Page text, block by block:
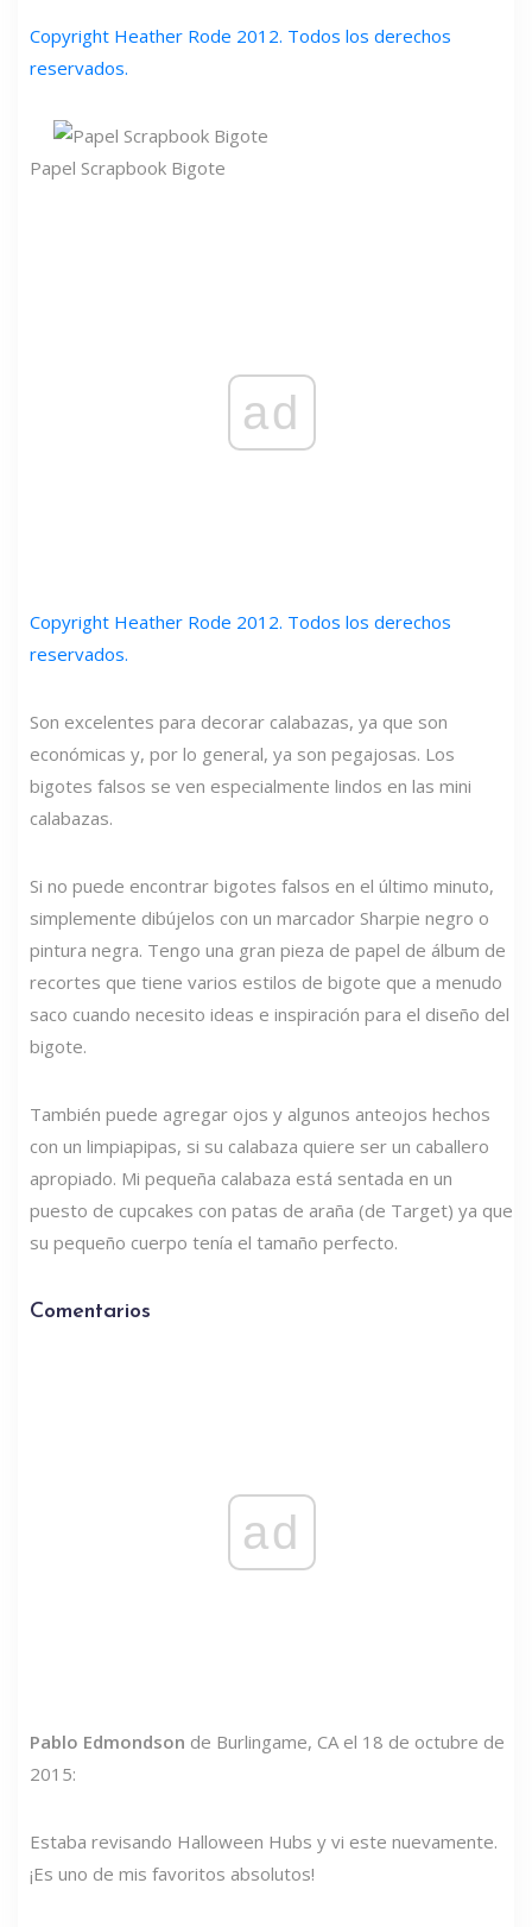
Copyright Heather Rode 2012. Todos los derechos
reservados.
Papel Scrapbook Bigote
ad
Copyright Heather Rode 2012. Todos los derechos
reservados.
Son excelentes para decorar calabazas, ya que son
económicas y, por lo general, ya son pegajosas. Los
bigotes falsos se ven especialmente lindos en las mini
calabazas.
Si no puede encontrar bigotes falsos en el último minuto,
simplemente dibújelos con un marcador Sharpie negro o
pintura negra. Tengo una gran pieza de papel de álbum de
recortes que tiene varios estilos de bigote que a menudo
saco cuando necesito ideas e inspiración para el diseño del
bigote.
También puede agregar ojos y algunos anteojos hechos
con un limpiapipas, si su calabaza quiere ser un caballero
apropiado. Mi pequeña calabaza está sentada en un
puesto de cupcakes con patas de araña (de Target) ya que
su pequeño cuerpo tenía el tamaño perfecto.
Comentarios
ad
Pablo Edmondson de Burlingame, CA el 18 de octubre de
2015:
Estaba revisando Halloween Hubs y vi este nuevamente.
¡Es uno de mis favoritos absolutos!